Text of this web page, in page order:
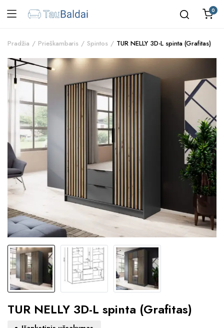
0
Pradžia Prieškambaris Spintos TUR NELLY 3D-L spinta (Grafitas)
TUR NELLY 3D-L spinta (Grafitas)